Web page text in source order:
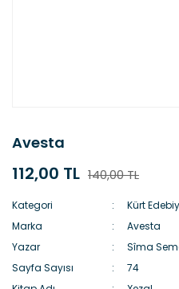
Avesta
112,00 TL 140,00 TL
Kategori Kürt
Marka
Avesta
Yazar
Sîma
Sayfa Sayısı
74